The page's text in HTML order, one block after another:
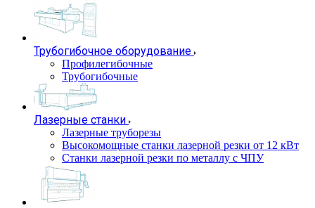
Трубогибочное оборудование
Профилегибочные
Трубогибочные
Лазерные станки
Лазерные труборезы
Высокомощные станки лазерной резки от 12 кВт
Станки лазерной резки по металлу с ЧПУ